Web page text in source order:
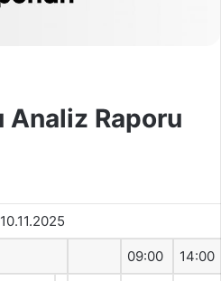
Analiz Raporu
10.11.2025
09:00 14:00